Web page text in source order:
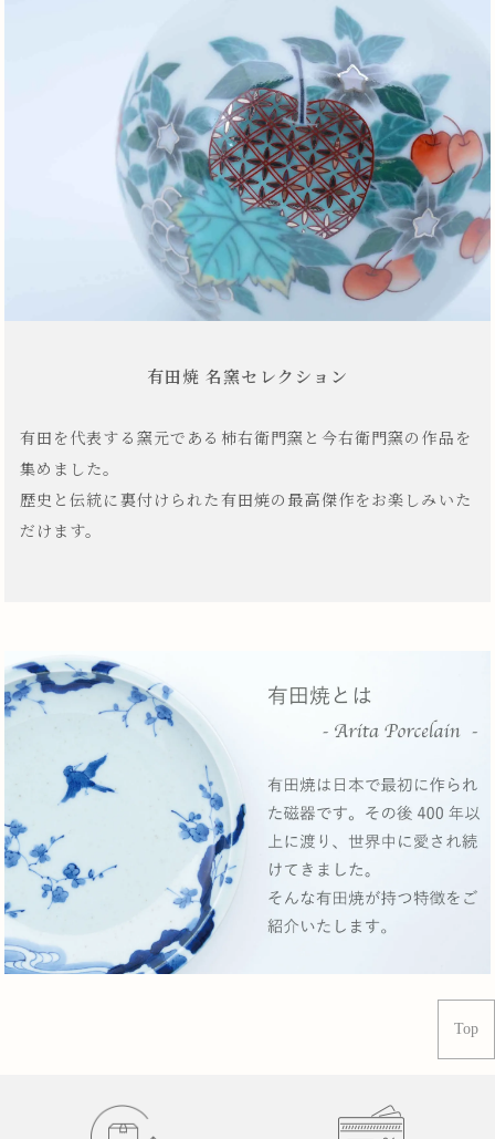
有田焼 名窯セレクション
有田を代表する窯元である柿右衛門窯と今右衛門窯の作品を
集めました。
歴史と伝統に裏付けられた有田焼の最高傑作をお楽しみいた
だけます。
Top